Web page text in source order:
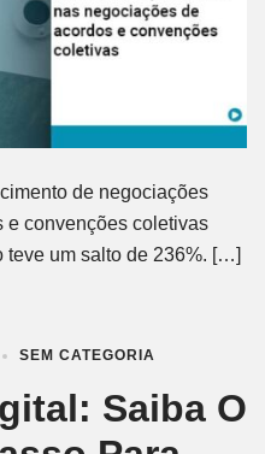
de negociações
e convenções coletivas
teve um salto de 236%. […]
SEM CATEGORIA
Saiba O